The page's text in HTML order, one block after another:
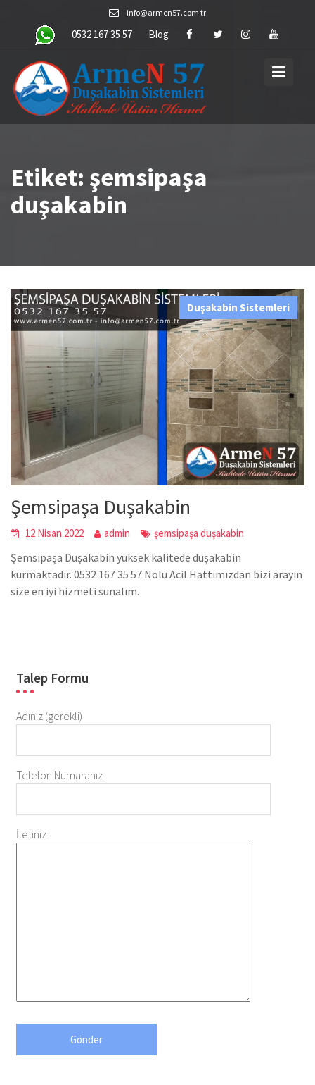
content
info@armen57.com.tr
0532 167 35 57 Blog
Etiket: şemsipaşa
duşakabin
Duşakabin Sistemleri
Şemsipaşa Duşakabin
12 Nisan 2022 admin şemsipaşa duşakabin
Şemsipaşa Duşakabin yüksek kalitede duşakabin
kurmaktadır. 0532 167 35 57 Nolu Acil Hattımızdan bizi arayın
size en iyi hizmeti sunalım.
Talep Formu
Adınız (gerekli)
Telefon Numaranız
İletiniz